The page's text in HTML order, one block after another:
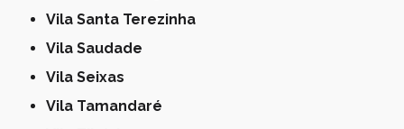
Vila Santa Terezinha
Vila Saudade
Vila Seixas
Vila Tamandaré